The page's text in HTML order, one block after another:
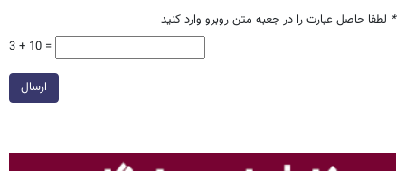
* لطفا حاصل عبارت را در جعبه متن روبرو وارد کنید
3 + 10 =
ارسال